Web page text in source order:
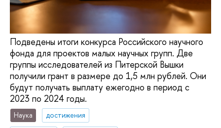
Подведены итоги конкурса Российского научного
фонда для проектов малых научных групп. Две
группы исследователей из Питерской Вышки
получили грант в размере до 1,5 млн рублей. Они
будут получать выплату ежегодно в период с
2023 по 2024 годы.
Наука
достижения